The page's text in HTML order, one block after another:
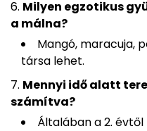
Milyen egzotikus
a málna?
Mangó, maracuja,
társa lehet.
Mennyi idő alatt
számítva?
Általában a 2.